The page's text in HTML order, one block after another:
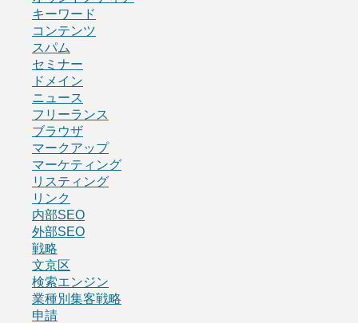
キーワード
コンテンツ
スパム
セミナー
ドメイン
ニュース
フリーランス
ブラウザ
マークアップ
マーケティング
リスティング
リンク
内部SEO
外部SEO
戦略
文京区
検索エンジン
業種別集客戦略
申請